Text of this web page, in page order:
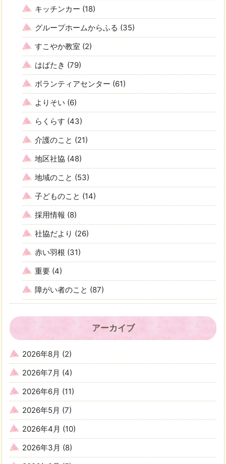
キッチンカー (18)
グループホームからふる (35)
すこやか教室 (2)
はばたき (79)
ボランティアセンター (61)
よりそい (6)
らくらす (43)
介護のこと (21)
地区社協 (48)
地域のこと (53)
子どものこと (14)
採用情報 (8)
社協だより (26)
赤い羽根 (31)
重要 (4)
障がい者のこと (87)
アーカイブ
2026年8月 (2)
2026年7月 (4)
2026年6月 (11)
2026年5月 (7)
2026年4月 (10)
2026年3月 (8)